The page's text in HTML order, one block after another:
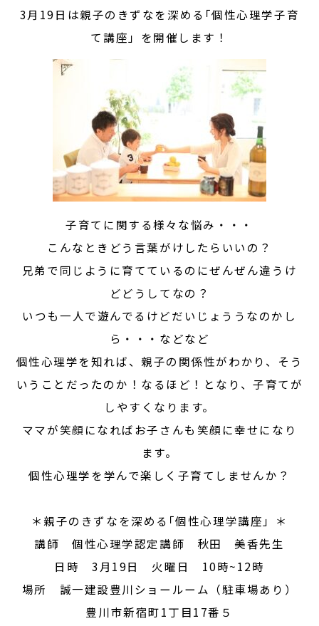
3月19日は親子のきずなを深める｢個性心理学子育
て講座」を開催します！
子育てに関する様々な悩み・・・
こんなときどう言葉がけしたらいいの？
兄弟で同じように育てているのにぜんぜん違うけ
どどうしてなの？
いつも一人で遊んでるけどだいじょううなのかし
ら・・・などなど
個性心理学を知れば、親子の関係性がわかり、そう
いうことだったのか！なるほど！となり、子育てが
しやすくなります。
ママが笑顔になればお子さんも笑顔に幸せになり
ます。
個性心理学を学んで楽しく子育てしませんか？
＊親子のきずなを深める｢個性心理学講座」＊
講師 個性心理学認定講師 秋田 美香先生
日時 3月19日 火曜日 10時~12時
場所 誠一建設豊川ショールーム（駐車場あり）
豊川市新宿町1丁目17番５